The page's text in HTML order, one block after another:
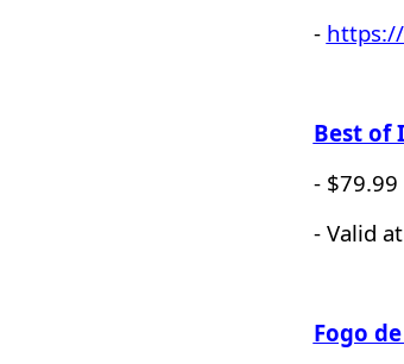
-
Best of
- $79.99
- Valid
Fogo